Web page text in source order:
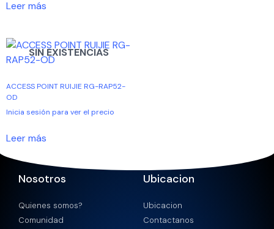
Leer más
SIN EXISTENCIAS
ACCESS POINT RUIJIE RG-RAP52-
OD
Inicia sesión para ver el precio
Leer más
Nosotros
Quienes somos?
Comunidad
Ubicacion
Ubicacion
Contactanos